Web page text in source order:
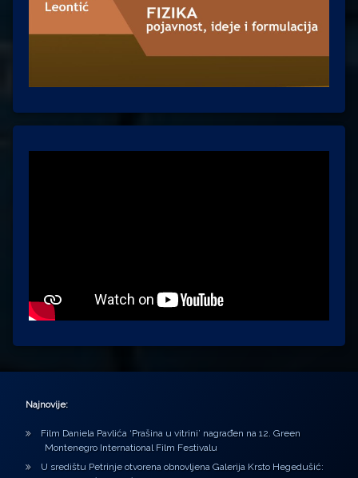
Najnovije:
Film Daniela Pavlića ‘Prašina u vitrini’ nagrađen na 12. Green
Montenegro International Film Festivalu
U središtu Petrinje otvorena obnovljena Galerija Krsto Hegedušić: